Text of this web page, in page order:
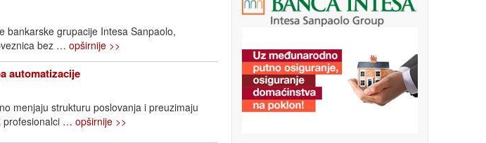
bankarske grupacije Intesa Sanpaolo,
bez … opširnije >>
automatizacije
menjaju strukturu poslovanja i preuzimaju
profesionalci … opširnije >>